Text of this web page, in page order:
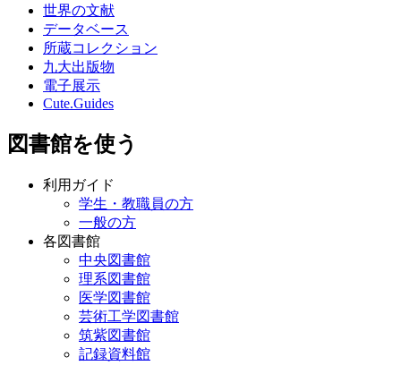
世界の文献
データベース
所蔵コレクション
九大出版物
電子展示
Cute.Guides
図書館を使う
利用ガイド
学生・教職員の方
一般の方
各図書館
中央図書館
理系図書館
医学図書館
芸術工学図書館
筑紫図書館
記録資料館